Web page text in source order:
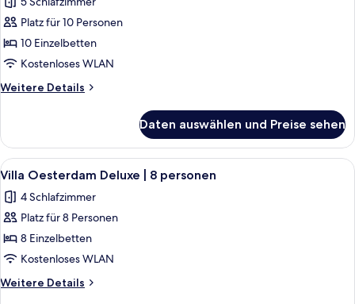
personen
für
Villa
Oesterdam
10
personen
Platz für 10 Personen
10 Einzelbetten
Kostenloses WLAN
Weitere Details
Weitere
Oesterdam
10
Daten auswählen und Preise sehen
Alle
Fotos
für
Villa
Oesterdam
Deluxe
|
8
Ein modernes, zweistöckiges
7
Villa Oesterdam Deluxe | 8 personen
4 Schlafzimmer
Platz für 8 Personen
8 Einzelbetten
Kostenloses WLAN
Weitere Details
Weitere